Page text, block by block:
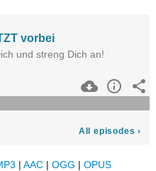
vorbei
und streng Dich an!
All episodes ›
| AAC | OGG | OPUS